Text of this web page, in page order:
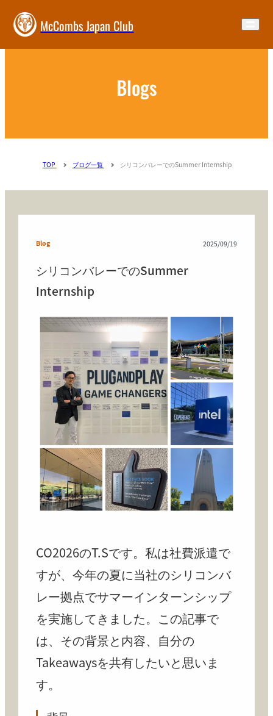
McCombs Japan Club
Blogs
TOP ブログ一覧 シリコンバレーでのSummer Internship
Blog 2025/09/19
シリコンバレーでのSummer
Internship
CO2026のT.Sです。私は社費派遣で
すが、今年の夏に当社のシリコンバ
レー拠点でサマーインターンシップ
を実施してきました。この記事で
は、その背景と内容、自分の
Takeawaysを共有したいと思いま
す。